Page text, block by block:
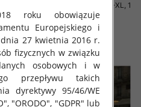
Kurtki damskie cienki Roz S-XL, 1
Kolor Paczka 3 szt
140.00 zł
roku obowiązuje
Europejskiego i
dnia 27 kwietnia 2016 r.
fizycznych w związku
osobowych i w
przepływu takich
dyrektywy 95/46/WE
"ORODO", "GDPR" lub